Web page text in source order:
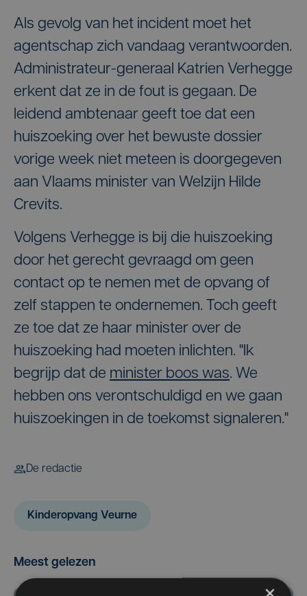
Als gevolg van het incident moet het
agentschap zich vandaag verantwoorden.
Administrateur-generaal Katrien Verhegge
erkent dat ze in de fout is gegaan. De
leidend ambtenaar geeft toe dat een
huiszoeking over het bewuste dossier
vorige week niet meteen is doorgegeven
aan Vlaams minister van Welzijn Hilde
Crevits.
Volgens Verhegge is bij die huiszoeking
door het gerecht gevraagd om geen
contact op te nemen met de opvang of
zelf stappen te ondernemen. Toch geeft
ze toe dat ze haar minister over de
huiszoeking had moeten inlichten. "Ik
begrijp dat de minister boos was. We
hebben ons verontschuldigd en we gaan
huiszoekingen in de toekomst signaleren."
De redactie
Kinderopvang Veurne
Meest gelezen